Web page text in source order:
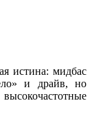
истина: мидбас
и драйв, но